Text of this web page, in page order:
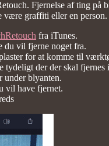
Fjernelse af ting på
være graffiti eller en person.
fra iTunes.
vil fjerne noget fra.
for at komme til
tydeligt der der skal fjernes
blyanten.
vil have fjernet.